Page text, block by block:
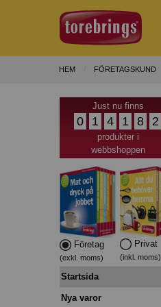
HEM FÖRETAGSKUND
Just nu finns
0 1 4 1 8 2
produkter i
webbshoppen
Företag
(exkl. moms)
Privat
(inkl. moms)
Startsida
Nya varor